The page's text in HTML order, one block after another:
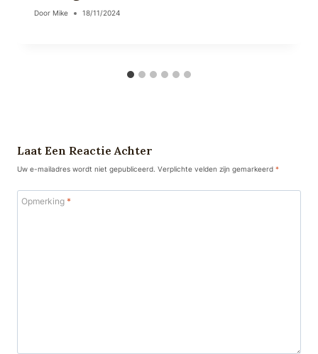
Door Mike 18/11/2024
Laat Een Reactie Achter
Uw e-mailadres wordt niet gepubliceerd. Verplichte velden zijn gemarkeerd *
Opmerking *